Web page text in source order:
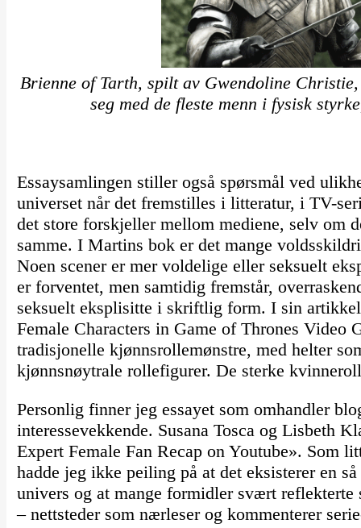
Brienne of Tarth, spilt av Gwendoline
seg med de fleste menn i fysisk
Essaysamlingen stiller også spørsmål ved
universet når det fremstilles i litteratur, i TV-
det store forskjeller mellom mediene, selv om
samme. I Martins bok er det mange
Noen scener er mer voldelige eller seksuelt
er forventet, men samtidig fremstår,
seksuelt eksplisitte i skriftlig form. I sin
Female Characters in Game of Thrones Video
tradisjonelle kjønnsrollemønstre, med helter
kjønnsnøytrale rollefigurer. De sterke
Personlig finner jeg essayet som omhandler
interessevekkende. Susana Tosca og Lisbeth
Expert Female Fan Recap on Youtube». Som
hadde jeg ikke peiling på at det eksisterer en
univers og at mange formidler svært reflekterte
– nettsteder som nærleser og kommenterer